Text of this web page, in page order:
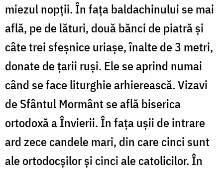
miezul nopții. În fața baldachinului se mai
află, pe de lături, două bănci de piatră și
câte trei sfeșnice uriașe, înalte de 3 metri,
donate de țarii ruși. Ele se aprind numai
când se face liturghie arhierească. Vizavi
de Sfântul Mormânt se află biserica
ortodoxă a Învierii. În fața ușii de intrare
ard zece candele mari, din care cinci sunt
ale ortodocșilor și cinci ale catolicilor. În